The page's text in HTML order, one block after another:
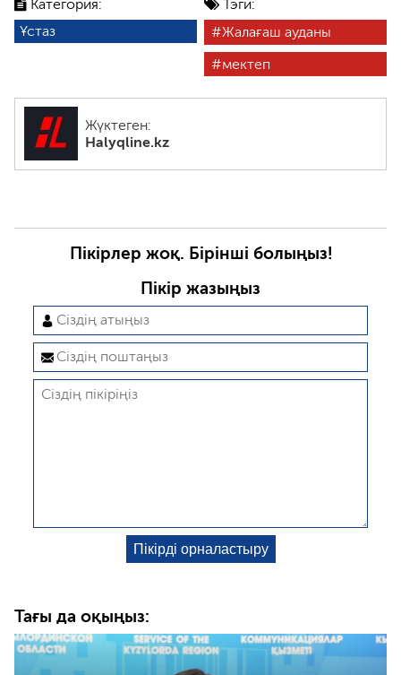
Категория:
Ұстаз
Тэги:
Жалағаш ауданы
мектеп
Жүктеген:
Halyqline.kz
Пікірлер жоқ. Бірінші болыңыз!
Пікір жазыңыз
Тағы да оқыңыз: